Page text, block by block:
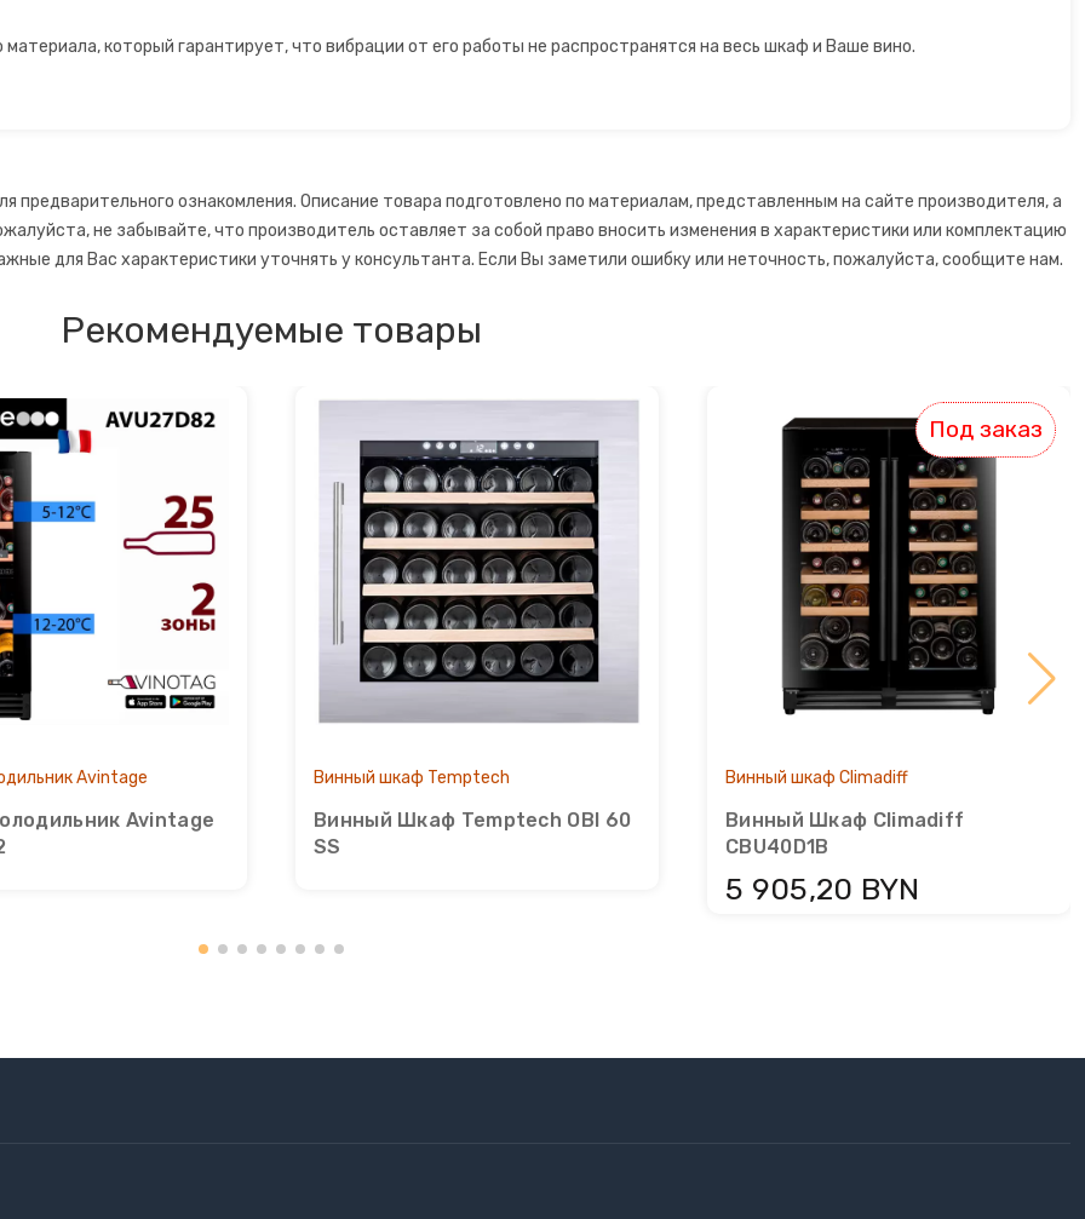
который гарантирует, что вибрации от его работы не распространятся на весь шкаф и Ваше вино.
предварительного ознакомления. Описание товара подготовлено по материалам, представленным на сайте производителя, а
не забывайте, что производитель оставляет за собой право вносить изменения в характеристики или комплектацию
для Вас характеристики уточнять у консультанта. Если Вы заметили ошибку или неточность, пожалуйста, сообщите нам.
Рекомендуемые товары
Avintage
Avintage
Винный шкаф Temptech
Винный Шкаф Temptech OBI 60
SS
Под заказ
Винный шкаф Climadiff
Винный Шкаф Climadiff
CBU40D1B
5 905,20 BYN